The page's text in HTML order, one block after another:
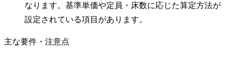
なります。基準単価や定員・床数に応じた算定方法が
設定されている項目があります。
主な要件・注意点